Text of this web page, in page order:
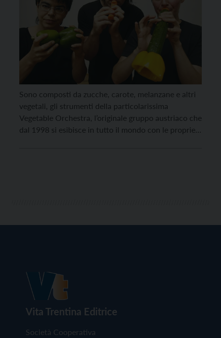
Sono composti da zucche, carote, melanzane e altri
vegetali, gli strumenti della particolarissima
Vegetable Orchestra, l’originale gruppo austriaco che
dal 1998 si esibisce in tutto il mondo con le proprie
Vita Trentina Editrice
Società Cooperativa